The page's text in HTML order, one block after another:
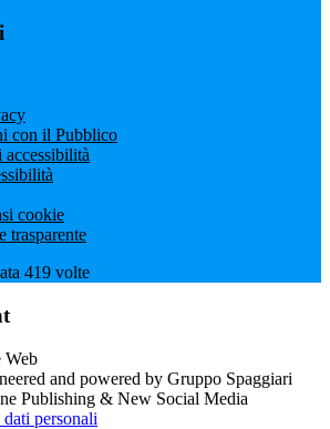
con il Pubblico
cookie
trasparente
419 volte
and powered by Gruppo Spaggiari
Publishing & New Social Media
personali